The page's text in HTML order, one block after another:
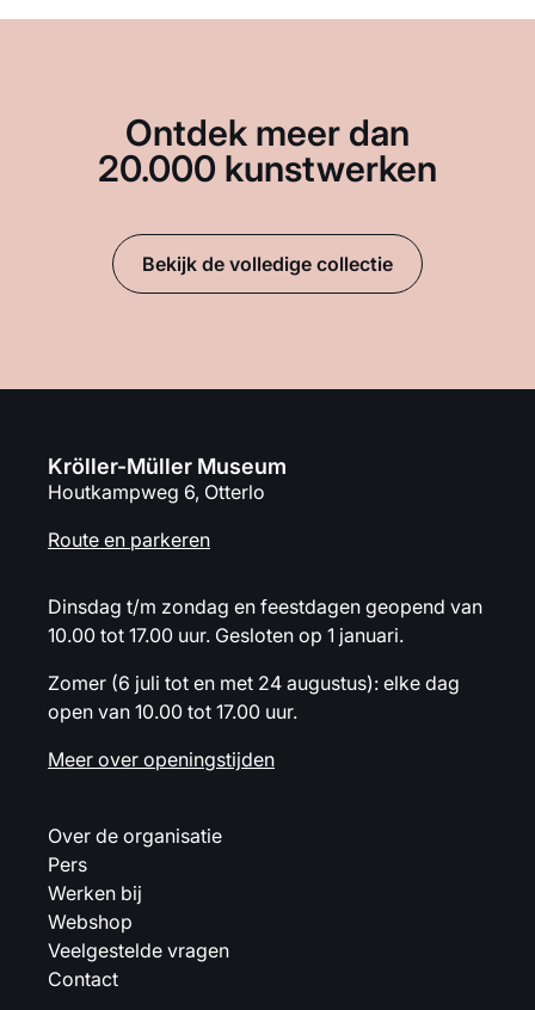
Ontdek meer dan
20.000 kunstwerken
Bekijk de volledige collectie
Kröller-Müller Museum
Houtkampweg 6, Otterlo
Route en parkeren
Dinsdag t/m zondag en feestdagen geopend van
10.00 tot 17.00 uur. Gesloten op 1 januari.
Zomer (6 juli tot en met 24 augustus): elke dag
open van 10.00 tot 17.00 uur.
Meer over openingstijden
Over de organisatie
Pers
Werken bij
Webshop
Veelgestelde vragen
Contact